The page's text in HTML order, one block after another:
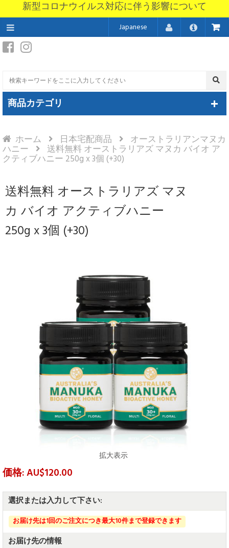
新型コロナウイルス対応に伴う影響について
Japanese
商品カテゴリ
ホーム 日本宅配商品 オーストラリアンマヌカ
ハニー 送料無料 オーストラリアズ マヌカ バイオ ア
クティブハニー 250g x 3個 (+30)
送料無料 オーストラリアズ マヌ
カ バイオ アクティブハニー
250g x 3個 (+30)
拡大表示
価格: AU$120.00
選択または入力して下さい:
お届け先は1回のご注文につき最大10件まで登録できます
お届け先の情報